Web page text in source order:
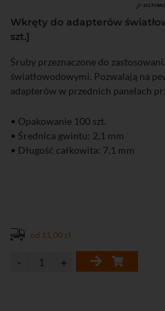
Wkręty do adapterów
szt.]
Śruby przeznaczone do
światłowodowymi. Pozwalają na
adapterów w przednich panelach
• Opakowanie 100 szt.
• Średnica gwintu: 2,1 mm
• Długość całkowita: 7,1 mm
od 11,00 zł